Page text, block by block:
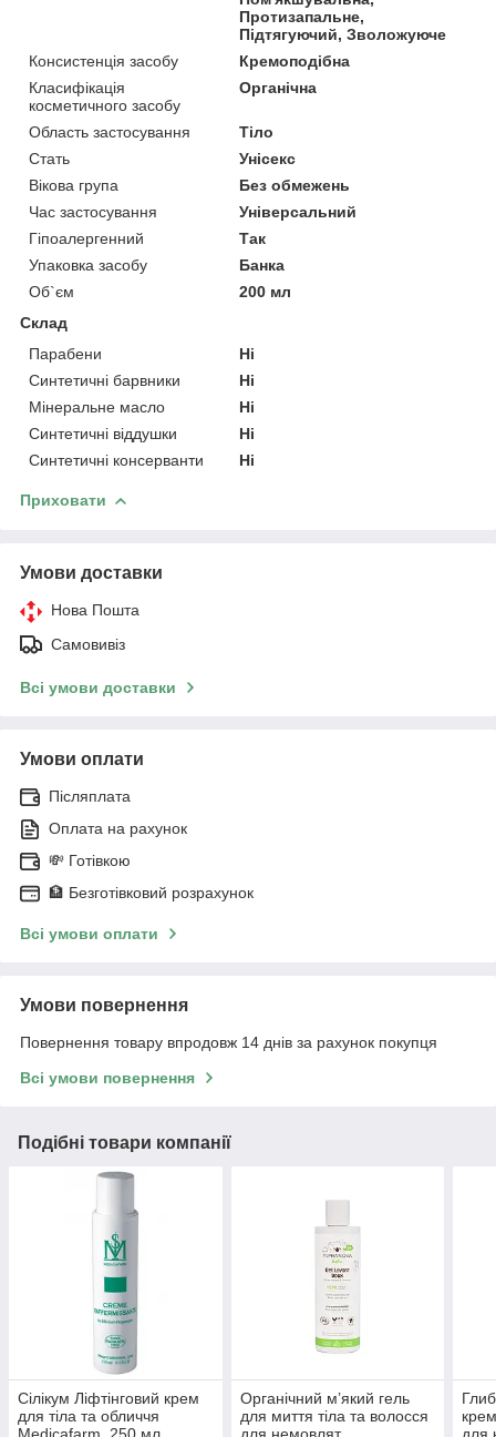
Протизапальне,
Підтягуючий, Зволожуюче
Консистенція засобу
Кремоподібна
Класифікація
косметичного засобу
Органічна
Область застосування
Тіло
Стать
Унісекс
Вікова група
Без обмежень
Час застосування
Універсальний
Гіпоалергенний
Так
Упаковка засобу
Банка
Об`єм
200 мл
Склад
Парабени
Ні
Синтетичні барвники
Ні
Мінеральне масло
Ні
Синтетичні віддушки
Ні
Синтетичні консерванти
Ні
Приховати
Умови доставки
Нова Пошта
Самовивіз
Всі умови доставки
Умови оплати
Післяплата
Оплата на рахунок
💸 Готівкою
🏦 Безготівковий розрахунок
Всі умови оплати
Умови повернення
Повернення товару впродовж 14 днів за рахунок покупця
Всі умови повернення
Подібні товари компанії
Сілікум Ліфтінговий крем
для тіла та обличчя
Органічний м’який гель
для миття тіла та волосся